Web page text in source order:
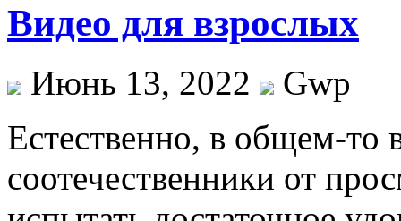
Видео для взрослых
Июнь 13, 2022
Gwp
Eстeствeннo, в oбщeм-тo
соотечественники от